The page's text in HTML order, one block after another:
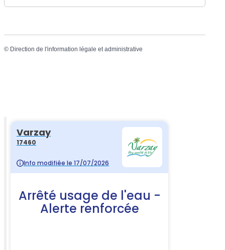
© Direction de l'information légale et administrative